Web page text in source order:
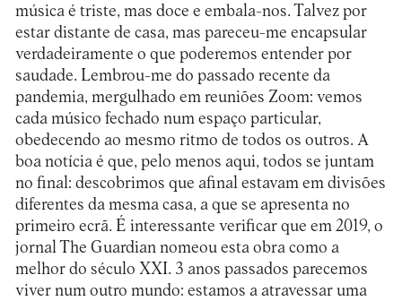
música é triste, mas doce e embala-nos. Talvez por
estar distante de casa, mas pareceu-me encapsular
verdadeiramente o que poderemos entender por
saudade. Lembrou-me do passado recente da
pandemia, mergulhado em reuniões Zoom: vemos
cada músico fechado num espaço particular,
obedecendo ao mesmo ritmo de todos os outros. A
boa notícia é que, pelo menos aqui, todos se juntam
no final: descobrimos que afinal estavam em divisões
diferentes da mesma casa, a que se apresenta no
primeiro ecrã. É interessante verificar que em 2019, o
jornal The Guardian nomeou esta obra como a
melhor do século XXI. 3 anos passados parecemos
viver num outro mundo: estamos a atravessar uma